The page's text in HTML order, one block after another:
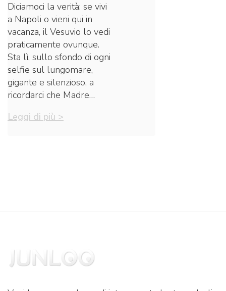
Diciamoci la verità: se vivi
a Napoli o vieni qui in
vacanza, il Vesuvio lo vedi
praticamente ovunque.
Sta lì, sullo sfondo di ogni
selfie sul lungomare,
gigante e silenzioso, a
ricordarci che Madre…
Leggi di più >